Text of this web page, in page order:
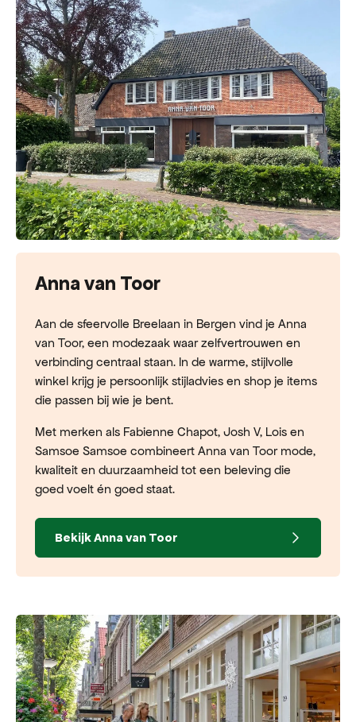
Anna van Toor
Aan de sfeervolle Breelaan in Bergen vind je Anna
van Toor, een modezaak waar zelfvertrouwen en
verbinding centraal staan. In de warme, stijlvolle
winkel krijg je persoonlijk stijladvies en shop je items
die passen bij wie je bent.
Met merken als Fabienne Chapot, Josh V, Lois en
Samsoe Samsoe combineert Anna van Toor mode,
kwaliteit en duurzaamheid tot een beleving die
goed voelt én goed staat.
Bekijk Anna van Toor